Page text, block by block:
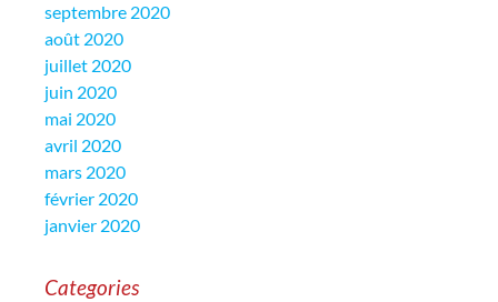
septembre 2020
août 2020
juillet 2020
juin 2020
mai 2020
avril 2020
mars 2020
février 2020
janvier 2020
Categories